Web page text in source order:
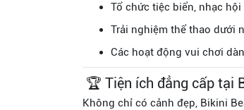
Tổ chức tiệc biển, nhạc
Trải nghiệm thể thao dưới
Các hoạt động vui chơi
🏆 Tiện ích đẳng cấp tại
Không chỉ có cảnh đẹp, Bikini